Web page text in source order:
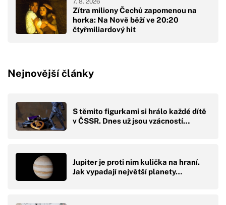
Zítra miliony Čechů zapomenou na
horka: Na Nově běží ve 20:20
čtyřmiliardový hit
7. 8. 2026
Nejnovější články
S těmito figurkami si hrálo každé dítě
v ČSSR. Dnes už jsou vzácností…
Jupiter je proti nim kulička na hraní.
Jak vypadají největší planety…